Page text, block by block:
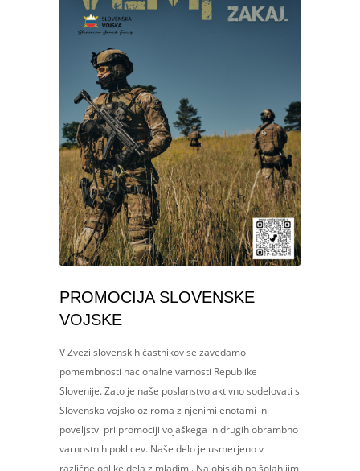
PROMOCIJA SLOVENSKE
VOJSKE
V Zvezi slovenskih častnikov se zavedamo
pomembnosti nacionalne varnosti Republike
Slovenije. Zato je naše poslanstvo aktivno sodelovati s
Slovensko vojsko oziroma z njenimi enotami in
poveljstvi pri promociji vojaškega in drugih obrambno
varnostnih poklicev. Naše delo je usmerjeno v
različne oblike dela z mladimi. Na obiskih po šolah jim